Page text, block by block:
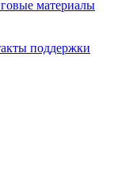
материалы
поддержки